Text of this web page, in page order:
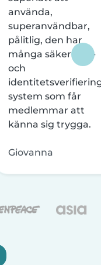
använda,
superanvändbar,
pålitlig, den har
många säkerhets-
och
system som får
medlemmar att
känna sig trygga.
Giovanna